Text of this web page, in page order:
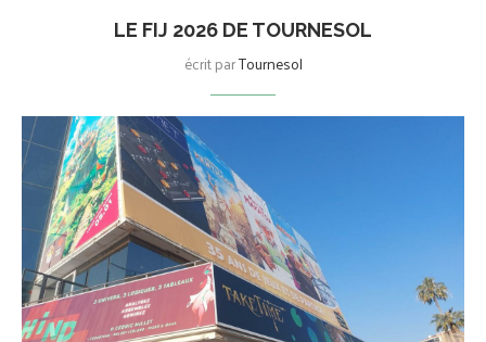
LE FIJ 2026 DE TOURNESOL
écrit parTournesol